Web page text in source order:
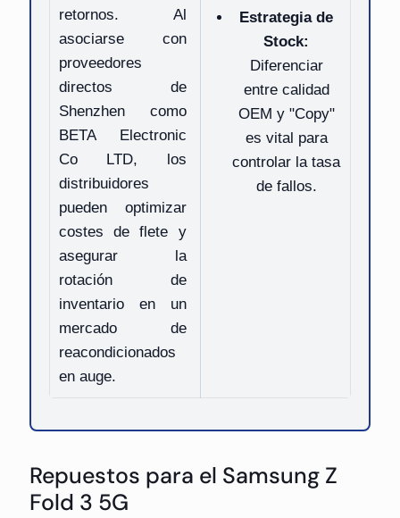
retornos. Al
asociarse con
proveedores
directos de
Shenzhen como
BETA Electronic
Co LTD, los
distribuidores
pueden optimizar
costes de flete y
asegurar la
rotación de
inventario en un
mercado de
reacondicionados
en auge.
Estrategia de
Stock:
Diferenciar
entre calidad
OEM y "Copy"
es vital para
controlar la tasa
de fallos.
Repuestos para el Samsung Z
Fold 3 5G